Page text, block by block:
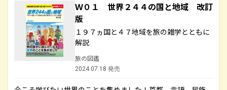
Ｗ０１ 世界２４４の国と地域 改訂
版
１９７ヵ国と４７地域を旅の雑学とともに
解説
旅の図鑑
2024.07.18 発売